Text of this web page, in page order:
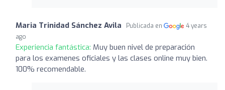
Maria Trinidad Sánchez Avila Publicada en
4 years
ago
Experiencia fantástica: Muy buen nivel de preparación
para los examenes oficiales y las clases online muy bien.
100% recomendable.